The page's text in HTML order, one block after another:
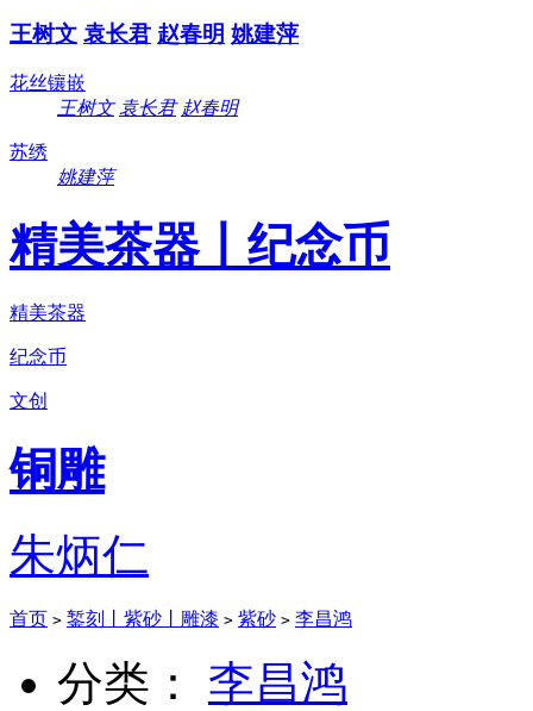
王树文 袁长君 赵春明 姚建萍
花丝镶嵌
王树文 袁长君 赵春明
苏绣
姚建萍
精美茶器丨纪念币
精美茶器
纪念币
文创
铜雕
朱炳仁
首页 > 錾刻丨紫砂丨雕漆 > 紫砂 > 李昌鸿
分类：
李昌鸿